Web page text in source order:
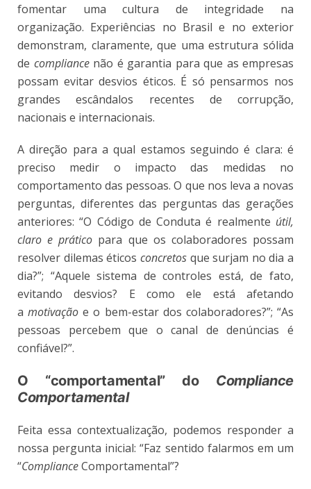
fomentar uma cultura de integridade na
organização. Experiências no Brasil e no exterior
demonstram, claramente, que uma estrutura sólida
de compliance não é garantia para que as empresas
possam evitar desvios éticos. É só pensarmos nos
grandes escândalos recentes de corrupção,
nacionais e internacionais.
A direção para a qual estamos seguindo é clara: é
preciso medir o impacto das medidas no
comportamento das pessoas. O que nos leva a novas
perguntas, diferentes das perguntas das gerações
anteriores: “O Código de Conduta é realmente útil,
claro e prático para que os colaboradores possam
resolver dilemas éticos concretosque surjam no dia a
dia?”; “Aquele sistema de controles está, de fato,
evitando desvios? E como ele está afetando
amotivaçãoe o bem-estar dos colaboradores?”; “As
pessoas percebem que o canal de denúncias é
confiável?”.
O “comportamental” do Compliance
Comportamental
Feita essa contextualização, podemos responder a
nossa pergunta inicial: “Faz sentido falarmos em um
“ComplianceComportamental”?